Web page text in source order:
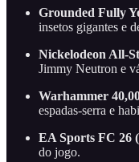
Grounded Fully
insetos gigantes e
Nickelodeon All-
Jimmy Neutron e
Warhammer
espadas-serra e
EA Sports FC 26
do jogo.